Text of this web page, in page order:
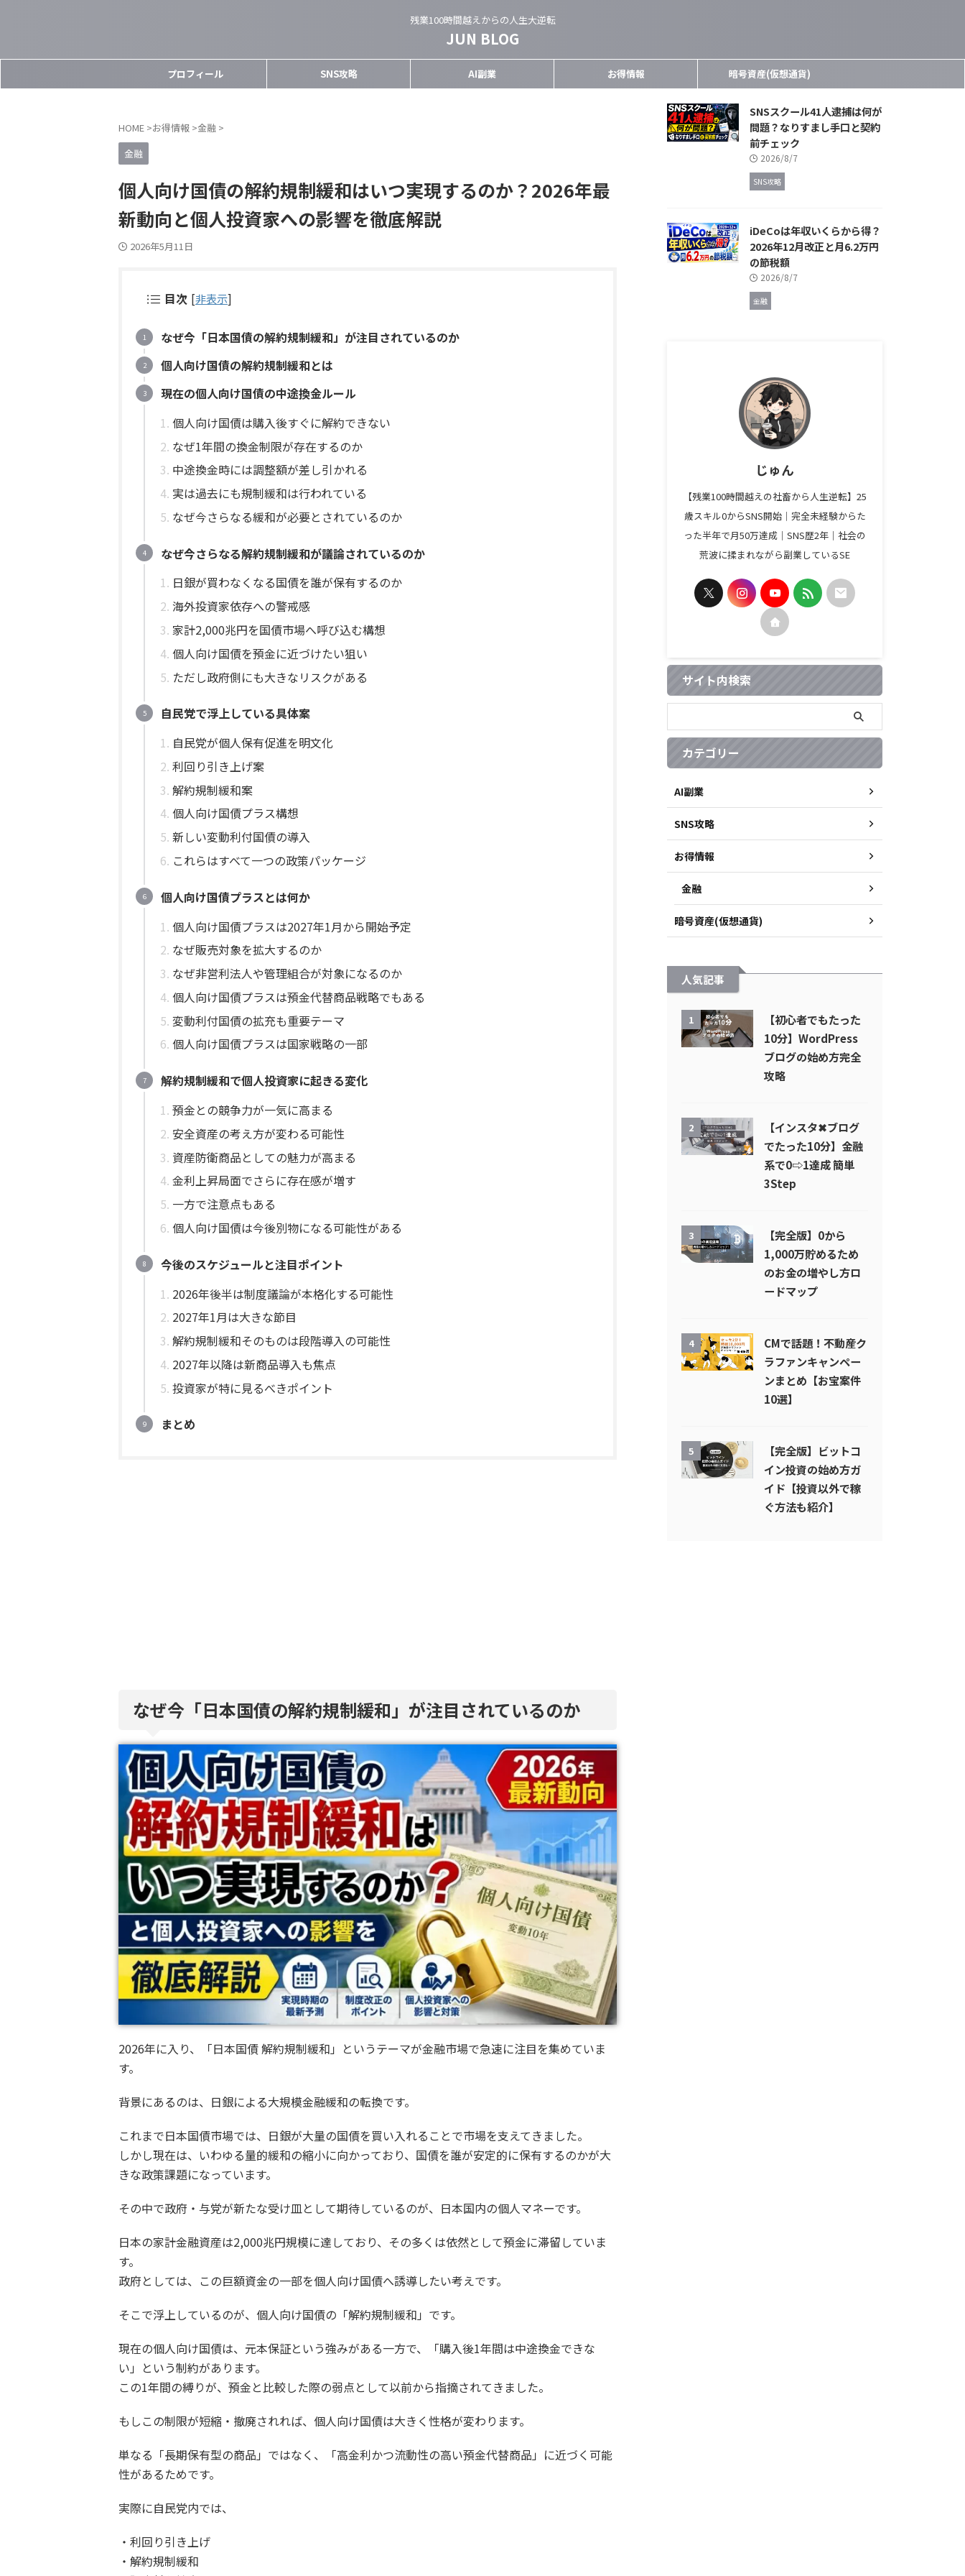
残業100時間越えからの人生大逆転
JUN BLOG
プロフィール SNS攻略 AI副業 お得情報 暗号資産(仮想通貨)
HOME >お得情報 >金融 >
金融
個人向け国債の解約規制緩和はいつ実現するのか？2026年最
新動向と個人投資家への影響を徹底解説
2026年5月11日
目次 [非表示]
なぜ今「日本国債の解約規制緩和」が注目されているのか
個人向け国債の解約規制緩和とは
現在の個人向け国債の中途換金ルール
個人向け国債は購入後すぐに解約できない
なぜ1年間の換金制限が存在するのか
中途換金時には調整額が差し引かれる
実は過去にも規制緩和は行われている
なぜ今さらなる緩和が必要とされているのか
なぜ今さらなる解約規制緩和が議論されているのか
日銀が買わなくなる国債を誰が保有するのか
海外投資家依存への警戒感
家計2,000兆円を国債市場へ呼び込む構想
個人向け国債を預金に近づけたい狙い
ただし政府側にも大きなリスクがある
自民党で浮上している具体案
自民党が個人保有促進を明文化
利回り引き上げ案
解約規制緩和案
個人向け国債プラス構想
新しい変動利付国債の導入
これらはすべて一つの政策パッケージ
個人向け国債プラスとは何か
個人向け国債プラスは2027年1月から開始予定
なぜ販売対象を拡大するのか
なぜ非営利法人や管理組合が対象になるのか
個人向け国債プラスは預金代替商品戦略でもある
変動利付国債の拡充も重要テーマ
個人向け国債プラスは国家戦略の一部
解約規制緩和で個人投資家に起きる変化
預金との競争力が一気に高まる
安全資産の考え方が変わる可能性
資産防衛商品としての魅力が高まる
金利上昇局面でさらに存在感が増す
一方で注意点もある
個人向け国債は今後別物になる可能性がある
今後のスケジュールと注目ポイント
2026年後半は制度議論が本格化する可能性
2027年1月は大きな節目
解約規制緩和そのものは段階導入の可能性
2027年以降は新商品導入も焦点
投資家が特に見るべきポイント
まとめ
なぜ今「日本国債の解約規制緩和」が注目されているのか
2026年に入り、「日本国債 解約規制緩和」というテーマが金融市場で急速に注目を集めていま
す。
背景にあるのは、日銀による大規模金融緩和の転換です。
これまで日本国債市場では、日銀が大量の国債を買い入れることで市場を支えてきました。
しかし現在は、いわゆる量的緩和の縮小に向かっており、国債を誰が安定的に保有するのかが大
きな政策課題になっています。
その中で政府・与党が新たな受け皿として期待しているのが、日本国内の個人マネーです。
日本の家計金融資産は2,000兆円規模に達しており、その多くは依然として預金に滞留していま
す。
政府としては、この巨額資金の一部を個人向け国債へ誘導したい考えです。
そこで浮上しているのが、個人向け国債の「解約規制緩和」です。
現在の個人向け国債は、元本保証という強みがある一方で、「購入後1年間は中途換金できな
い」という制約があります。
この1年間の縛りが、預金と比較した際の弱点として以前から指摘されてきました。
もしこの制限が短縮・撤廃されれば、個人向け国債は大きく性格が変わります。
単なる「長期保有型の商品」ではなく、「高金利かつ流動性の高い預金代替商品」に近づく可能
性があるためです。
実際に自民党内では、
・利回り引き上げ
・解約規制緩和
SNSスクール41人逮捕は何が
問題？なりすまし手口と契約
前チェック
2026/8/7
SNS攻略
iDeCoは年収いくらから得？
2026年12月改正と月6.2万円
の節税額
2026/8/7
金融
じゅん
【残業100時間越えの社畜から人生逆転】25
歳スキル0からSNS開始｜完全未経験からた
った半年で月50万達成｜SNS歴2年｜社会の
荒波に揉まれながら副業しているSE
サイト内検索
カテゴリー
AI副業
SNS攻略
お得情報
金融
暗号資産(仮想通貨)
人気記事
1
【初心者でもたった
10分】WordPress
ブログの始め方完全
攻略
2
【インスタ✖︎ブログ
でたった10分】金融
系で0⇨1達成 簡単
3Step
3
【完全版】0から
1,000万貯めるため
のお金の増やし方ロ
ードマップ
4
CMで話題！不動産ク
ラファンキャンペー
ンまとめ【お宝案件
10選】
5
【完全版】ビットコ
イン投資の始め方ガ
イド【投資以外で稼
ぐ方法も紹介】